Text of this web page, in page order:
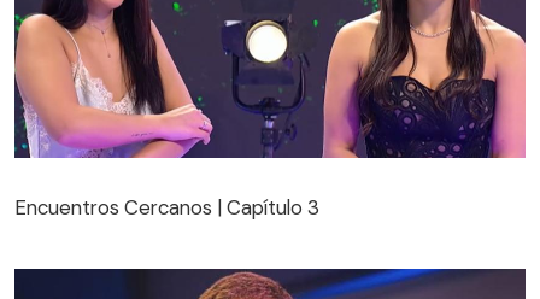
Encuentros Cercanos | Capítulo 3